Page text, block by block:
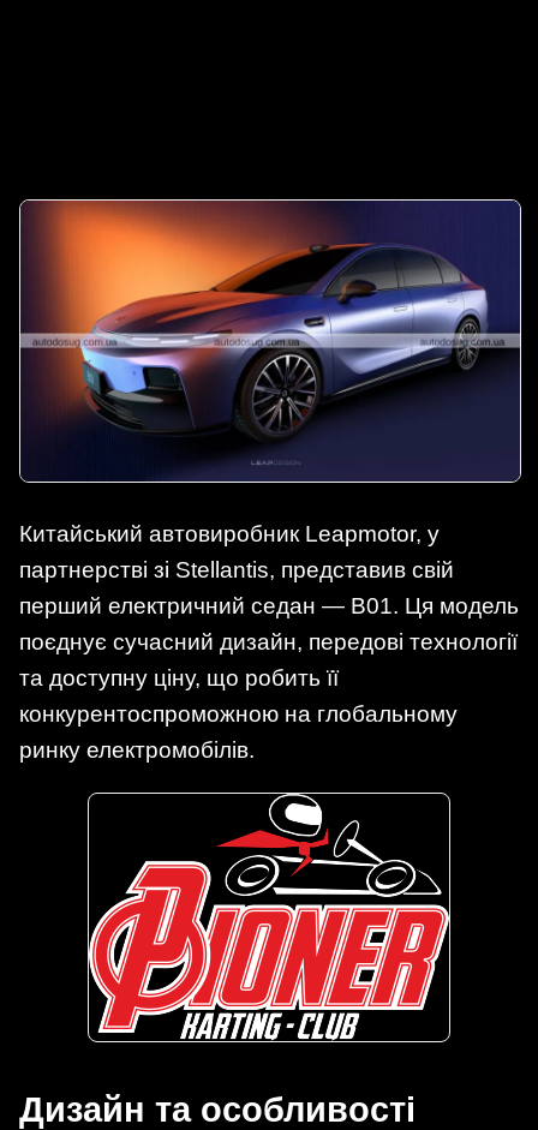
Китайський автовиробник Leapmotor, у
партнерстві зі Stellantis, представив свій
перший електричний седан — B01. Ця модель
поєднує сучасний дизайн, передові технології
та доступну ціну, що робить її
конкурентоспроможною на глобальному
ринку електромобілів.
Дизайн та особливості